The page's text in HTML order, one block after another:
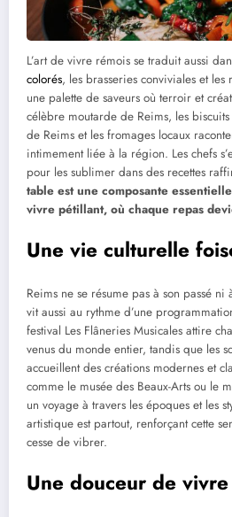
L’art de vivre rémois se traduit aussi
colorés, les brasseries conviviales et les
une palette de saveurs où terroir et
célèbre moutarde de Reims, les
de Reims et les fromages locaux
intimement liée à la région. Les chefs
pour les sublimer dans des recettes
table est une composante
vivre pétillant, où chaque repas
Une vie culturelle
Reims ne se résume pas à son passé ni
vit aussi au rythme d’une
festival Les Flâneries Musicales attire
venus du monde entier, tandis que les
accueillent des créations modernes et
comme le musée des Beaux-Arts ou le
un voyage à travers les époques et les
artistique est partout, renforçant cette
cesse de vibrer.
Une douceur de